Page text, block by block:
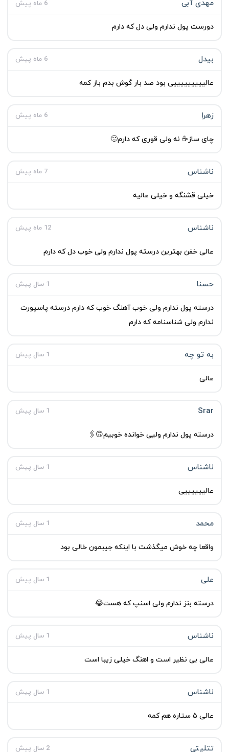
مهدی آبی 6 ماه پیش
دورست پول ندارم ولی دل که دارم
بیدل 6 ماه پیش
عالیییییییییی بود صد بار گوش بدم باز کمه
زهرا 6 ماه پیش
چای ساز☕️ نه ولی قوری که دارم🙂
ناشناس 7 ماه پیش
خیلی قشنگه و خیلی عالیه
ناشناس 12 ماه پیش
عالی خفن بهترین درسته پول ندارم ولی خوب دل که دارم
حسنا 1 سال پیش
درسته پول ندارم ولی خوب آهنگ خوب که دارم درسته پاسپورت
ندارم ولی شناسنامه که دارم
به تو چه 1 سال پیش
عالی
Srar 1 سال پیش
درسته پول ندارم ولیی خوانده خوبیم🙃🖇
ناشناس 1 سال پیش
عالییییییی
محمد 1 سال پیش
واقعا چه خوش میگذشت با اینکه جیبمون خالی بود
علی 1 سال پیش
درسته بنز ندارم ولی اسنپ که هست😂
ناشناس 1 سال پیش
عالی بی نظیر است و اهنگ خیلی زیبا است
ناشناس 1 سال پیش
عالی ۵ ستاره هم کمه
تتلیتی 2 سال پیش